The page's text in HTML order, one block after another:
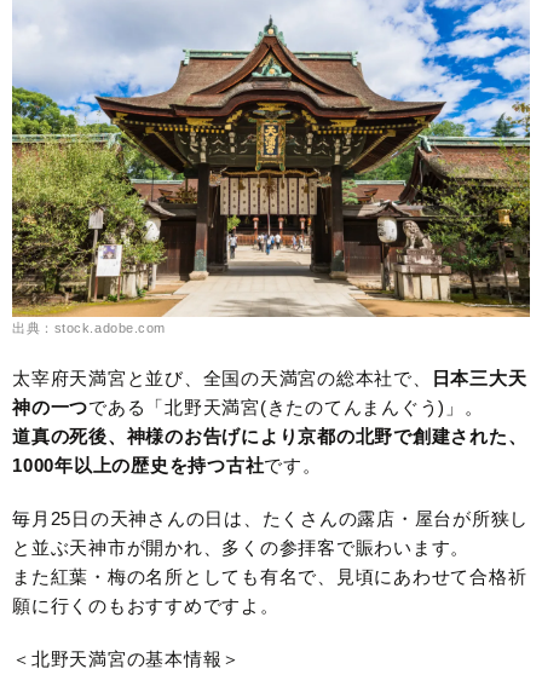
出典：stock.adobe.com
太宰府天満宮と並び、全国の天満宮の総本社で、
日本三大天
神の一つである「北野天満宮(きたのてんまんぐう)」。
道真の死後、神様のお告げにより京都の北野で創建された、
1000年以上の歴史を持つ古社です。
毎月25日の天神さんの日は、たくさんの露店・屋台が所狭し
と並ぶ天神市が開かれ、多くの参拝客で賑わいます。
また紅葉・梅の名所としても有名で、見頃にあわせて合格祈
願に行くのもおすすめですよ。
＜北野天満宮の基本情報＞